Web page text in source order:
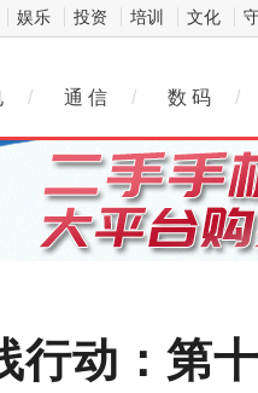
娱乐 投资 培训 文化
/ 通 信 / 数 码 /
动：第